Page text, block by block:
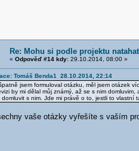
Re: Mohu si podle projektu
« Odpověď #14 kdy:29.10.2014, 08:00 »
Tomáš Benda1 28.10.2014, 22:14
jsem formuloval otázku, měl jsem otázek
by mi dělal můj známý, až se s nim
domluvit s nim. Jde mi právě o to, jestli to
vaše otázky vyřešíte s vaším